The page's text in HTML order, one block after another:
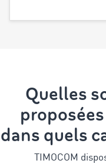
Quelles
dans quels
TIMOCOM